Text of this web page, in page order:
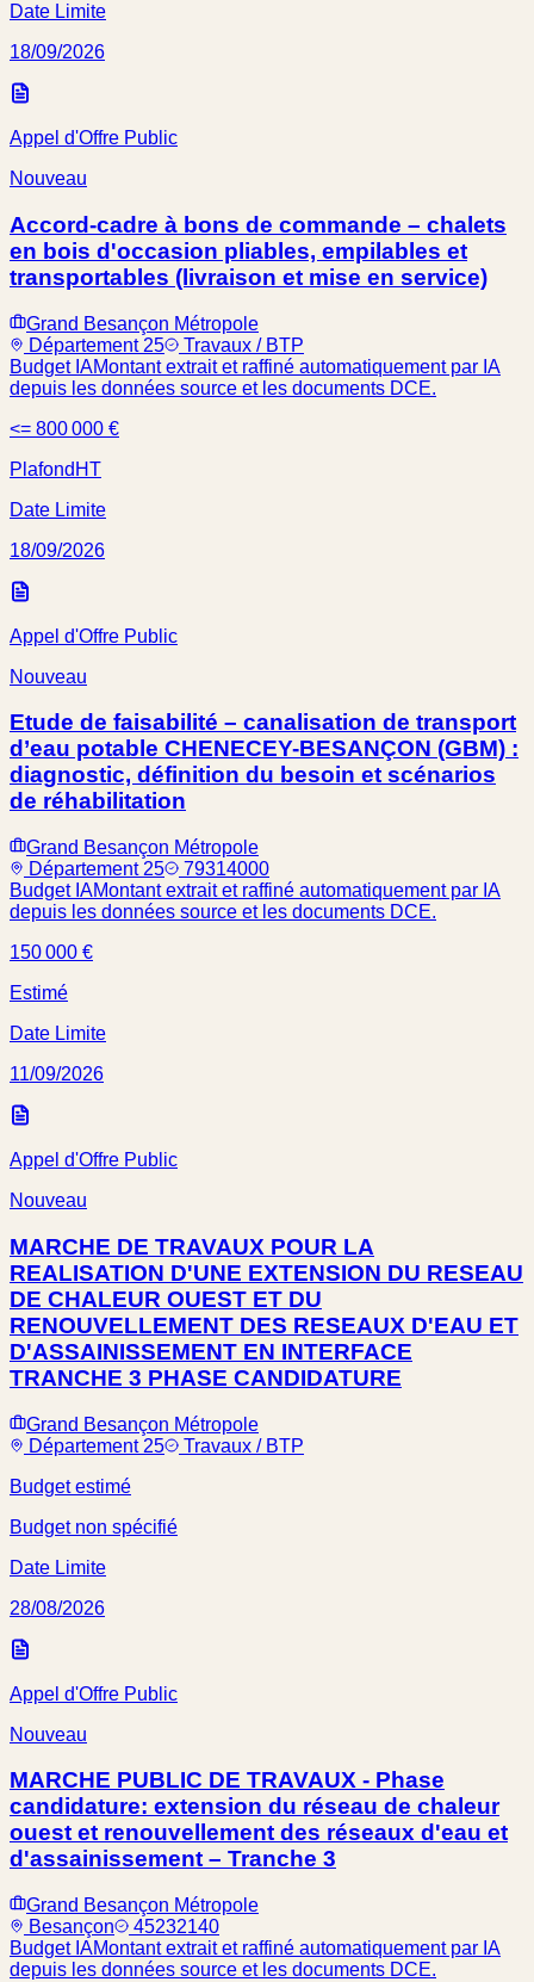
Date Limite
18/09/2026
Appel d'Offre Public
Nouveau
Accord-cadre à bons de commande – chalets
en bois d'occasion pliables, empilables et
transportables (livraison et mise en service)
Grand Besançon Métropole
Département 25
Travaux / BTP
Budget IAMontant extrait et raffiné automatiquement par IA
depuis les données source et les documents DCE.
<= 800 000 €
Plafond HT
Date Limite
18/09/2026
Appel d'Offre Public
Nouveau
Etude de faisabilité – canalisation de transport
d’eau potable CHENECEY-BESANÇON (GBM) :
diagnostic, définition du besoin et scénarios
de réhabilitation
Grand Besançon Métropole
Département 25
79314000
Budget IAMontant extrait et raffiné automatiquement par IA
depuis les données source et les documents DCE.
150 000 €
Estimé
Date Limite
11/09/2026
Appel d'Offre Public
Nouveau
MARCHE DE TRAVAUX POUR LA
REALISATION D'UNE EXTENSION DU RESEAU
DE CHALEUR OUEST ET DU
RENOUVELLEMENT DES RESEAUX D'EAU ET
D'ASSAINISSEMENT EN INTERFACE
TRANCHE 3 PHASE CANDIDATURE
Grand Besançon Métropole
Département 25
Travaux / BTP
Budget estimé
Budget non spécifié
Date Limite
28/08/2026
Appel d'Offre Public
Nouveau
MARCHE PUBLIC DE TRAVAUX - Phase
candidature: extension du réseau de chaleur
ouest et renouvellement des réseaux d'eau et
d'assainissement – Tranche 3
Grand Besançon Métropole
Besançon
45232140
Budget IAMontant extrait et raffiné automatiquement par IA
depuis les données source et les documents DCE.